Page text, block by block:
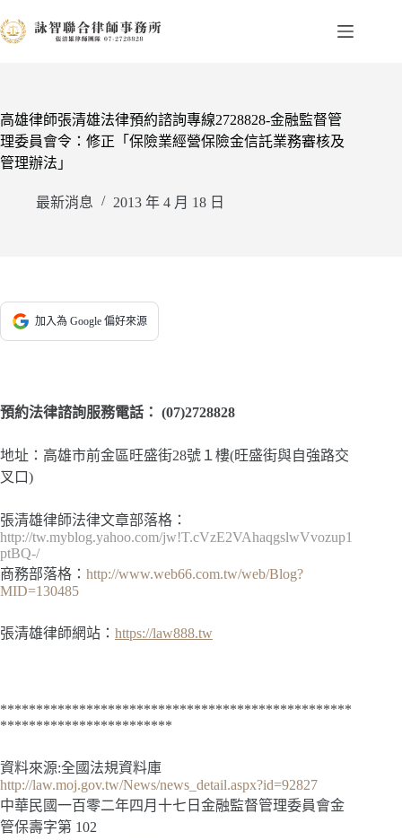
至
容
高雄律師張清雄法律預約諮詢專線2728828-金融監督管
理委員會令：修正「保險業經營保險金信託業務審核及
管理辦法」
最新消息 2013 年 4 月 18 日
加入為 Google 偏好來源
預約法律諮詢服務電話： (07)2728828
地址：高雄市前金區旺盛街28號１樓(旺盛街與自強路交
叉口)
張清雄律師法律文章部落格：
http://tw.myblog.yahoo.com/jw!T.cVzE2VAhaqgslwVvozup1
ptBQ-/
商務部落格： http://www.web66.com.tw/web/Blog?
MID=130485
張清雄律師網站： https://law888.tw
*************************************************
************************
資料來源:全國法規資料庫
http://law.moj.gov.tw/News/news_detail.aspx?id=92827
中華民國一百零二年四月十七日金融監督管理委員會金
管保壽字第 102